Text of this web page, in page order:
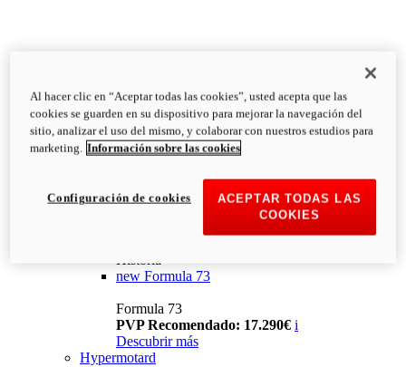
Historia
new Formula 73
Formula 73
PVP Recomendado: 17.290€ i
Descubrir más
Hypermotard
Al hacer clic en “Aceptar todas las cookies”, usted acepta que las
cookies se guarden en su dispositivo para mejorar la navegación del
sitio, analizar el uso del mismo, y colaborar con nuestros estudios para
marketing. Información sobre las cookies
ACEPTAR TODAS LAS
COOKIES
Configuración de cookies